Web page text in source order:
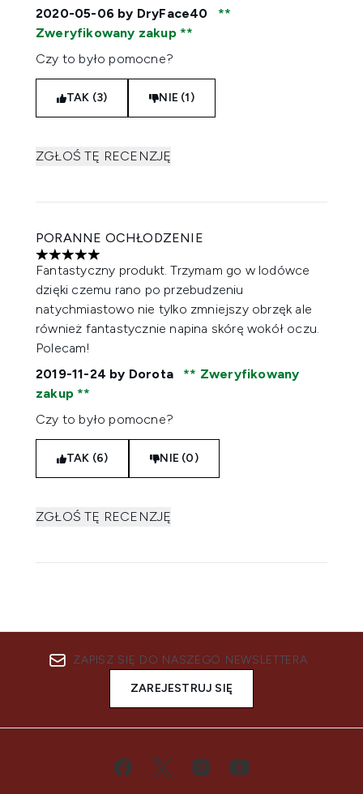
2020-05-06 by DryFace40
Zweryfikowany zakup
Czy to było pomocne?
TAK (3) NIE (1)
ZGŁOŚ TĘ RECENZJĘ
PORANNE OCHŁODZENIE
5 gwiazdek na maksymalnie 5
Fantastyczny produkt. Trzymam go w lodówce
dzięki czemu rano po przebudzeniu
natychmiastowo nie tylko zmniejszy obrzęk ale
również fantastycznie napina skórę wokół oczu.
Polecam!
2019-11-24 by Dorota
Zweryfikowany
zakup
Czy to było pomocne?
TAK (6) NIE (0)
ZGŁOŚ TĘ RECENZJĘ
ZAPISZ SIĘ DO NASZEGO NEWSLETTERA
ZAREJESTRUJ SIĘ